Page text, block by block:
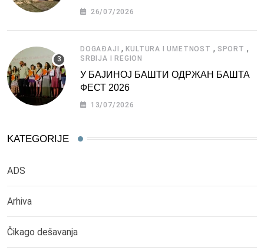
СРБИЈЕ
26/07/2026
DOGAĐAJI ,KULTURA I UMETNOST , SPORT ,
SRBIJA I REGION
У БАЈИНОЈ БАШТИ ОДРЖАН БАШТА
ФЕСТ 2026
13/07/2026
KATEGORIJE
ADS
Arhiva
Čikago dešavanja